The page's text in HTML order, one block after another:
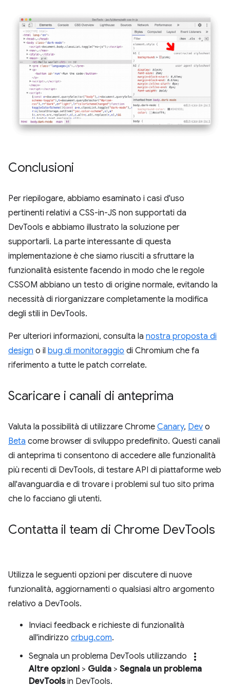
Conclusioni
Per riepilogare, abbiamo esaminato i casi d'uso
pertinenti relativi a CSS-in-JS non supportati da
DevTools e abbiamo illustrato la soluzione per
supportarli. La parte interessante di questa
implementazione è che siamo riusciti a sfruttare la
funzionalità esistente facendo in modo che le regole
CSSOM abbiano un testo di origine normale, evitando la
necessità di riorganizzare completamente la modifica
degli stili in DevTools.
Per ulteriori informazioni, consulta la nostra proposta di
design o il bug di monitoraggio di Chromium che fa
riferimento a tutte le patch correlate.
Scaricare i canali di anteprima
Valuta la possibilità di utilizzare Chrome Canary, Dev o
Beta come browser di sviluppo predefinito. Questi canali
di anteprima ti consentono di accedere alle funzionalità
più recenti di DevTools, di testare API di piattaforme web
all'avanguardia e di trovare i problemi sul tuo sito prima
che lo facciano gli utenti.
Contatta il team di Chrome DevTools
Utilizza le seguenti opzioni per discutere di nuove
funzionalità, aggiornamenti o qualsiasi altro argomento
relativo a DevTools.
Inviaci feedback e richieste di funzionalità
all'indirizzo crbug.com.
Segnala un problema DevTools utilizzando
more_vert
Altre opzioni > Guida > Segnala un problema
DevToolsin DevTools.